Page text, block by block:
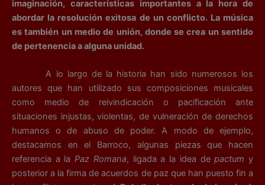
imaginación, características importantes a la hora de
abordar la resolución exitosa de un conflicto. La música
es también un medio de unión, donde se crea un sentido
de pertenencia a alguna unidad.
A lo largo de la historia han sido numerosos los
autores que han utilizado sus composiciones musicales
como medio de reivindicación o pacificación ante
situaciones injustas, violentas, de vulneración de derechos
humanos o de abuso de poder. A modo de ejemplo,
destacamos en el Barroco, algunas piezas que hacen
referencia a laPaz Romana, ligada a la idea depactum y
posterior a la firma de acuerdos de paz que han puesto fin a